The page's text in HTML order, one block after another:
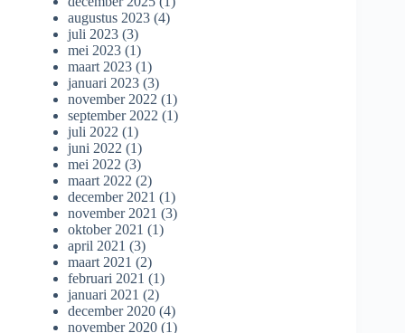
augustus 2023 (4)
juli 2023 (3)
mei 2023 (1)
maart 2023 (1)
januari 2023 (3)
november 2022 (1)
september 2022 (1)
juli 2022 (1)
juni 2022 (1)
mei 2022 (3)
maart 2022 (2)
december 2021 (1)
november 2021 (3)
oktober 2021 (1)
april 2021 (3)
maart 2021 (2)
februari 2021 (1)
januari 2021 (2)
december 2020 (4)
november 2020 (1)